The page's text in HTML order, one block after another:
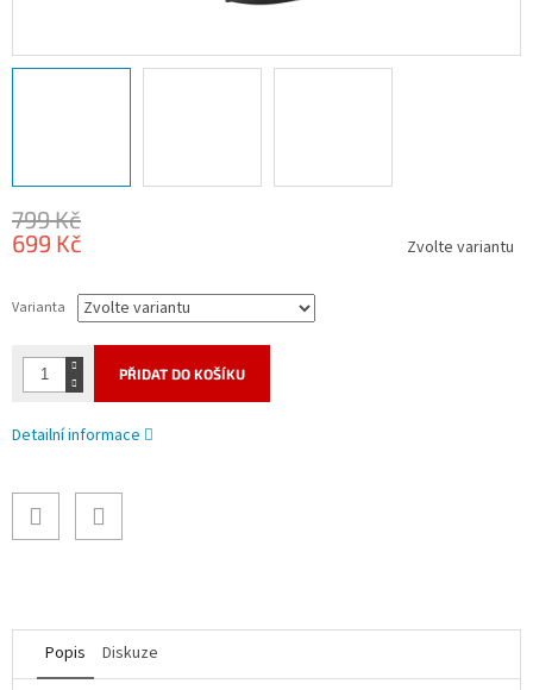
799 Kč
699 Kč
cena:
Zvolte variantu
Varianta
PŘIDAT DO KOŠÍKU
Detailní informace
Popis Diskuze